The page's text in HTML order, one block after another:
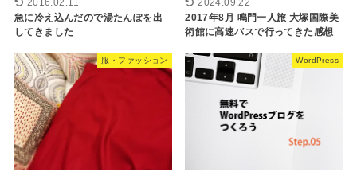
2016.02.11
急に冷え込んだので湯たんぽを出
してきました
2024.09.22
2017年8月 鳴門一人旅 大塚国際美
術館に高速バスで行ってきた感想
服・ファッション WordPress